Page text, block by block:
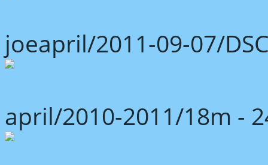
joeapril/2011-09-07/
april/2010-2011/18m -